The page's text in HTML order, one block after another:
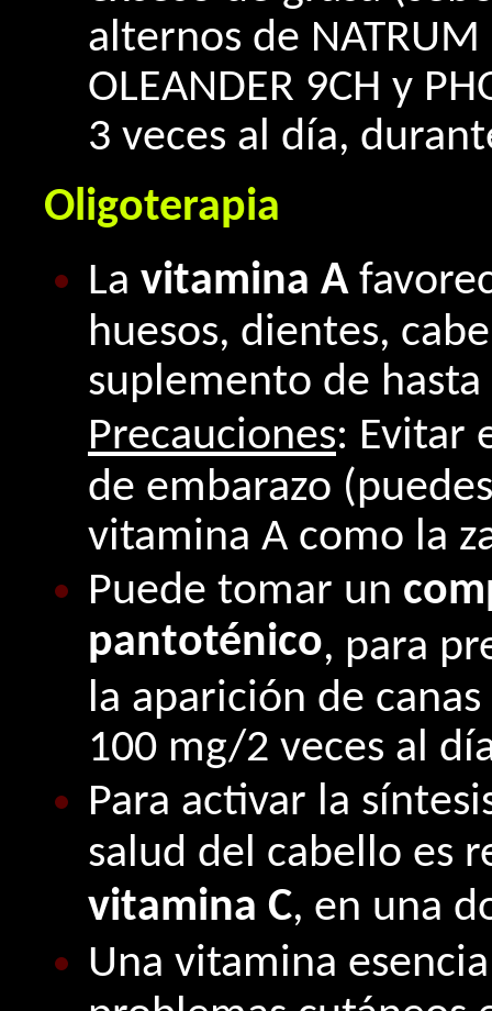
alternos de NATRUM
OLEANDER 9CH y
3 veces al día,
Oligoterapia
La vitamina A
huesos, dientes,
suplemento de
Precauciones: Evitar
de embarazo
vitamina A como la
Puede tomar un
pantoténico, para
la aparición de
100 mg/2 veces al
Para activar la
salud del cabello es
vitamina C, en una
Una vitamina